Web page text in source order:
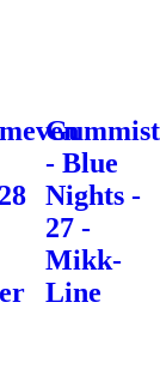
- Blue
Nights -
27 -
Mikk-
Line